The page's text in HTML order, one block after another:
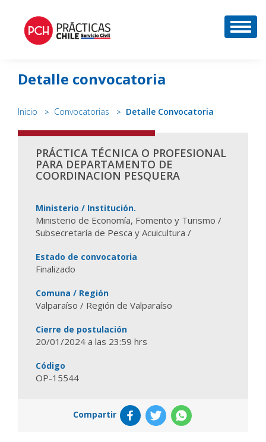
Detalle convocatoria
Inicio Convocatorias Detalle Convocatoria
PRÁCTICA TÉCNICA O PROFESIONAL
PARA DEPARTAMENTO DE
COORDINACION PESQUERA
Ministerio / Institución.
Ministerio de Economía, Fomento y Turismo /
Subsecretaría de Pesca y Acuicultura /
Estado de convocatoria
Finalizado
Comuna / Región
Valparaíso / Región de Valparaíso
Cierre de postulación
20/01/2024 a las 23:59 hrs
Código
OP-15544
Compartir